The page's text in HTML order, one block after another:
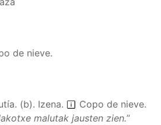
de nieve.
. (b). Izena.
Copo de nieve.
malutak jausten zien.”